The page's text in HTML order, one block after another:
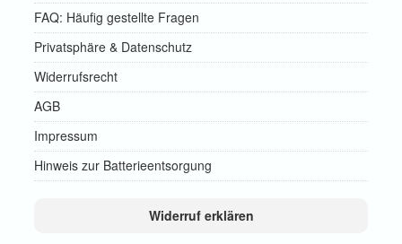
FAQ: Häufig gestellte Fragen
Privatsphäre & Datenschutz
Widerrufsrecht
AGB
Impressum
Hinweis zur Batterieentsorgung
Widerruf erklären